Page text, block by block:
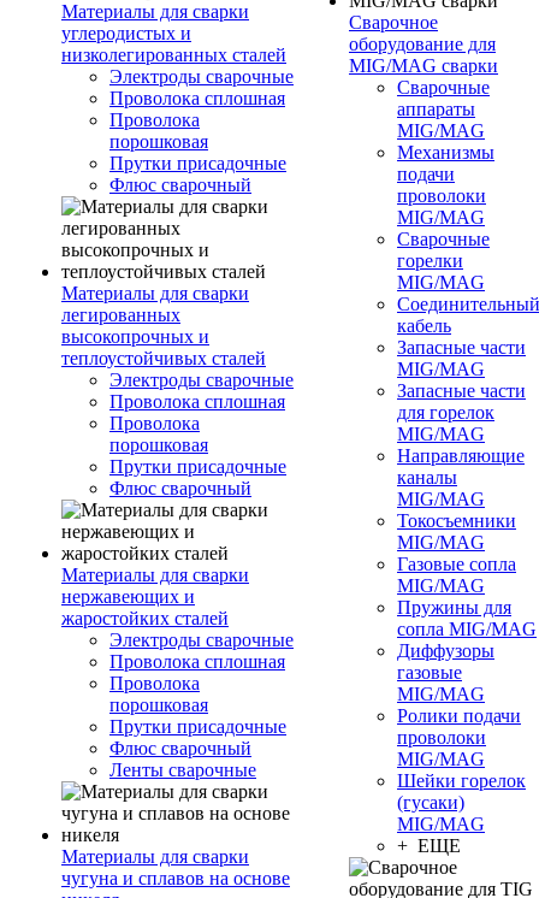
Материалы для сварки
углеродистых и
низколегированных сталей
Электроды сварочные
Проволока сплошная
Проволока
порошковая
Прутки присадочные
Флюс сварочный
Материалы для сварки
легированных
высокопрочных и
теплоустойчивых сталей
Электроды сварочные
Проволока сплошная
Проволока
порошковая
Прутки присадочные
Флюс сварочный
Материалы для сварки
нержавеющих и
жаростойких сталей
Электроды сварочные
Проволока сплошная
Проволока
порошковая
Прутки присадочные
Флюс сварочный
Ленты сварочные
Материалы для сварки
чугуна и сплавов на основе
Сварочное
оборудование для
MIG/MAG сварки
Сварочные
аппараты
MIG/MAG
Механизмы
подачи
проволоки
MIG/MAG
Сварочные
горелки
MIG/MAG
Соединительный
кабель
Запасные части
MIG/MAG
Запасные части
для горелок
MIG/MAG
Направляющие
каналы
MIG/MAG
Токосъемники
MIG/MAG
Газовые сопла
MIG/MAG
Пружины для
сопла MIG/MAG
Диффузоры
газовые
MIG/MAG
Ролики подачи
проволоки
MIG/MAG
Шейки горелок
(гусаки)
MIG/MAG
+ ЕЩЕ